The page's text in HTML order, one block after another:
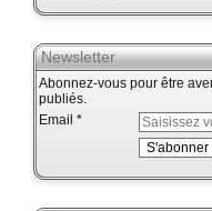
Newsletter
Abonnez-vous pour être
publiés.
Email